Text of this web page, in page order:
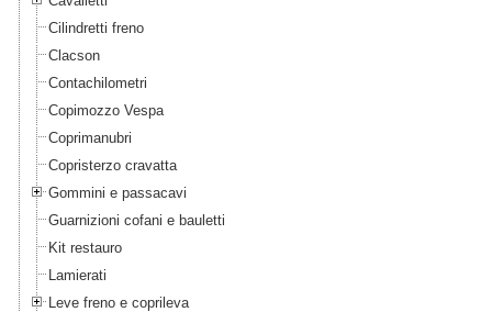
Cilindretti freno
Clacson
Contachilometri
Copimozzo Vespa
Coprimanubri
Copristerzo cravatta
Gommini e passacavi
Guarnizioni cofani e bauletti
Kit restauro
Lamierati
Leve freno e coprileva